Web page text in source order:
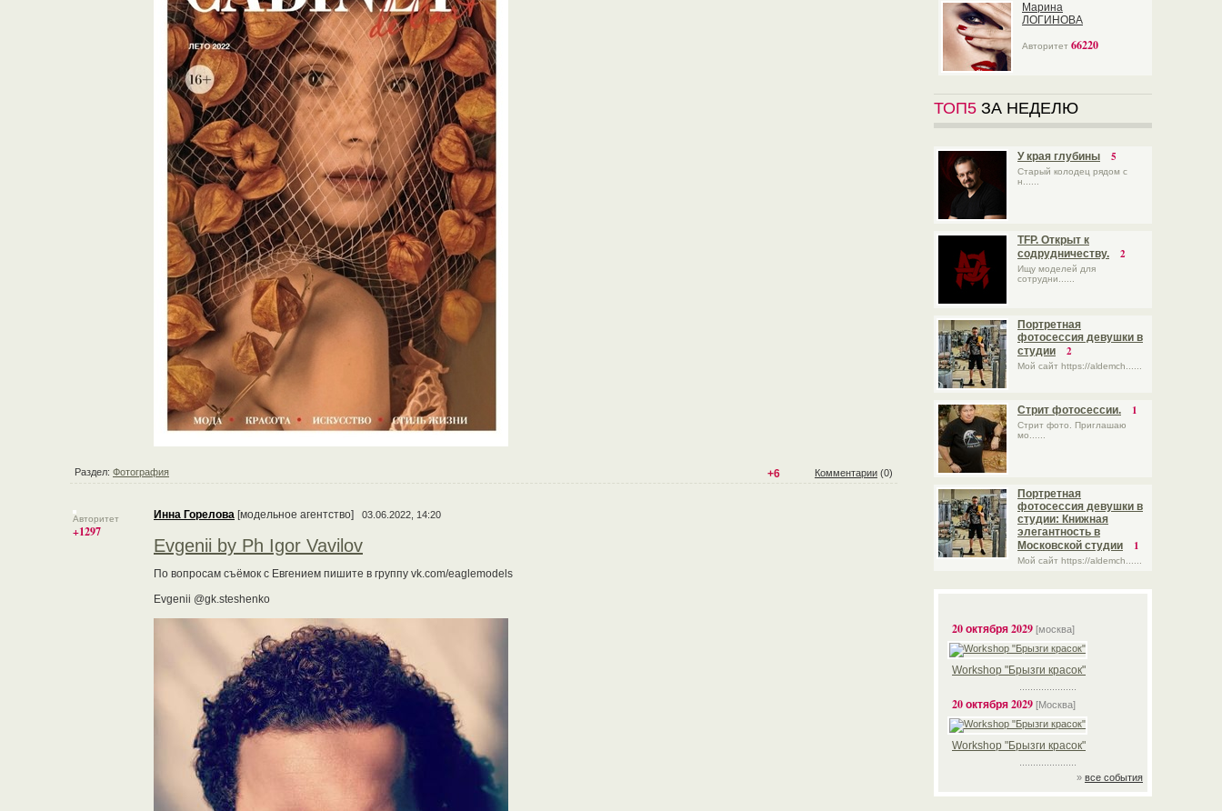
+6 Комментарии (0)
Раздел: Фотография
Авторитет
+1297
Инна Горелова [модельное агентство] 03.06.2022, 14:20
Evgenii by Ph Igor Vavilov
По вопросам съёмок с Евгением пишите в группу vk.com/eaglemodels
Evgenii @gk.steshenko
Марина
ЛОГИНОВА
Авторитет 66220
ТОП5 ЗА НЕДЕЛЮ
У края глубины 5
Старый колодец рядом с
н......
TFP. Открыт к
содрудничеству.
2
Ищу моделей для
сотрудни......
Портретная
фотосессия девушки в
студии
2
Мой сайт https://aldemch......
Стрит фотосессии. 1
Стрит фото. Приглашаю
мо......
Портретная
фотосессия девушки в
студии: Книжная
элегантность в
Московской студии
1
Мой сайт https://aldemch......
20 октября 2029 [москва]
Workshop "Брызги красок"
20 октября 2029 [Москва]
Workshop "Брызги красок"
» все события